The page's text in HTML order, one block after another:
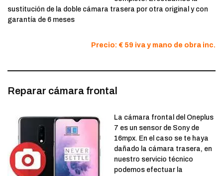
sustitución de la doble cámara trasera por otra original y con
garantía de 6 meses
Precio: € 59 iva y mano de obra inc.
Reparar cámara frontal
La cámara frontal del Oneplus
7 es un sensor de Sony de
16mpx. En el caso se te haya
dañado la cámara trasera, en
nuestro servicio técnico
podemos efectuar la